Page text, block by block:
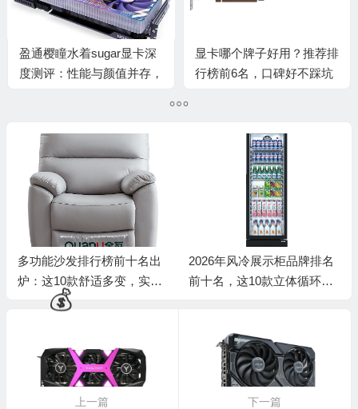
盈通樱瞳水着sugar显卡深
度测评：性能与颜值并存，
显卡哪个牌子好用？推荐排
行榜前6名，口碑好不踩坑
多功能沙发排行榜前十名出
炉：这10款舒适多变，实用
度拉满！
2026年风冷展示柜品牌排名
前十名，这10款立体循环制
上一篇
下一篇